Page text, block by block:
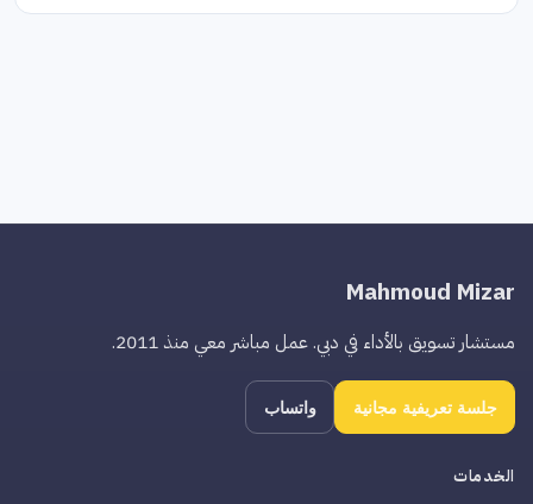
Mahmoud Mizar
مستشار تسويق بالأداء في دبي. عمل مباشر معي منذ 2011.
جلسة تعريفية مجانية واتساب
الخدمات